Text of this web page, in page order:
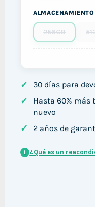
ALMACENAMIENTO
256GB
✓ 30 días para
✓
Hasta 60% más
nuevo
✓ 2 años de
i ¿Qué es un